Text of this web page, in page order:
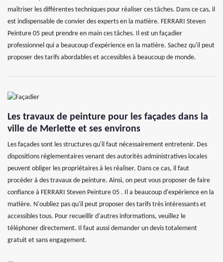
maîtriser les différentes techniques pour réaliser ces tâches. Dans ce cas, il
est indispensable de convier des experts en la matière. FERRARI Steven
Peinture 05 peut prendre en main ces tâches. Il est un façadier
professionnel qui a beaucoup d'expérience en la matière. Sachez qu'il peut
proposer des tarifs abordables et accessibles à beaucoup de monde.
Les travaux de peinture pour les façades dans la
ville de Merlette et ses environs
Les façades sont les structures qu'il faut nécessairement entretenir. Des
dispositions réglementaires venant des autorités administratives locales
peuvent obliger les propriétaires à les réaliser. Dans ce cas, il faut
procéder à des travaux de peinture. Ainsi, on peut vous proposer de faire
confiance à FERRARI Steven Peinture 05 . Il a beaucoup d'expérience en la
matière. N'oubliez pas qu'il peut proposer des tarifs très intéressants et
accessibles tous. Pour recueillir d'autres informations, veuillez le
téléphoner directement. Il faut aussi demander un devis totalement
gratuit et sans engagement.